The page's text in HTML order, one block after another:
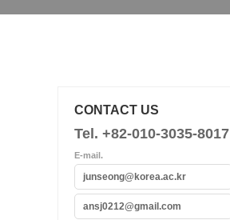
CONTACT US
Tel. +82-010-3035-8017
E-mail.
junseong@korea.ac.kr
ansj0212@gmail.com